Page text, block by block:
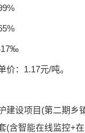
价：1.17元/吨。
建设项目(第二期乡
(含智能在线监控+